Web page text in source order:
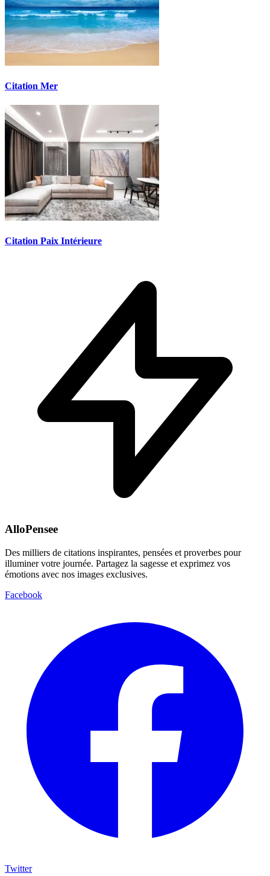
Citation Mer
Citation Paix Intérieure
AlloPensee
Des milliers de citations inspirantes, pensées et proverbes pour
illuminer votre journée. Partagez la sagesse et exprimez vos
émotions avec nos images exclusives.
Facebook
Twitter